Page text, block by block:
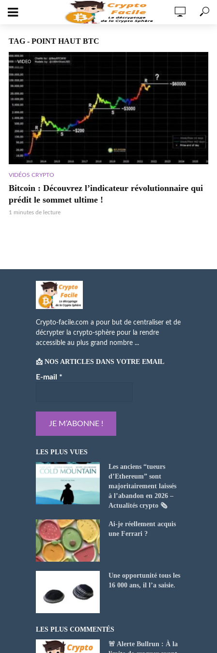
TAG - POINT HAUT BTC
VIDEO
VIDÉOS CRYPTO
Bitcoin : Découvrez l’indicateur révolutionnaire qui
prédit le sommet ultime !
1 minutes de lecture
Crypto-facile.com a pour but de centraliser et de
décrypter la crypto-sphère pour la rendre
accessible au plus grand nombre ...
📩 NOS ARTICLES DANS VOTRE EMAIL
E-mail *
LES PLUS VUES
Les anciens “tueurs
d’Ethereum” sont
majoritairement laissés
à l’abandon en 2026 –
Actualités crypto 🗞️
Ai-je réellement acquis
une Ferrari ?
Une opportunité tous les
16 000 ans, il l’a saisie.
LES PLUS COMMENTÉS
🚨 Alerte Bullrun : À la